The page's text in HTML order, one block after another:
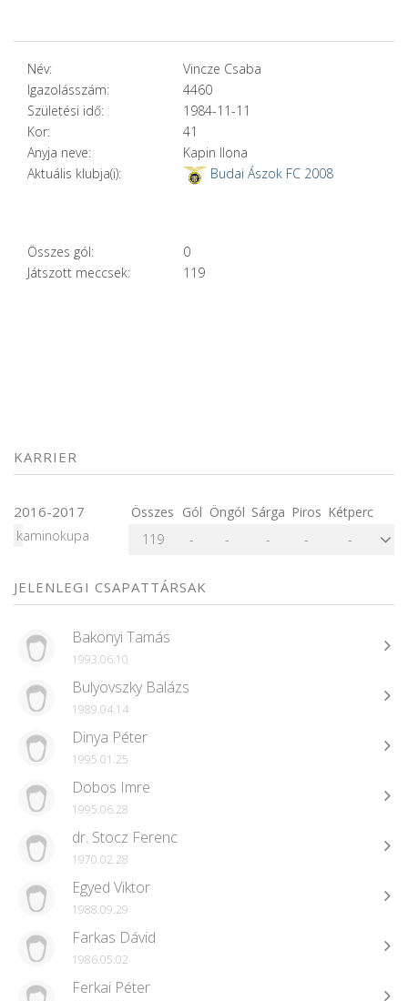
Név:
Vincze Csaba
Igazolásszám:
4460
Születési idő:
1984-11-11
Kor:
41
Anyja neve:
Kapin Ilona
Aktuális klubja(i):
Budai Ászok FC 2008
Összes gól:
0
Játszott meccsek:
119
KARRIER
2016-2017 Összes Gól Öngól Sárga Piros Kétperc
kaminokupa
119 - - - - -
JELENLEGI CSAPATTÁRSAK
Bakonyi Tamás
1993.06.10
Bulyovszky Balázs
1989.04.14
Dinya Péter
1995.01.25
Dobos Imre
1995.06.28
dr. Stocz Ferenc
1970.02.28
Egyed Viktor
1988.09.29
Farkas Dávid
1986.05.02
Ferkai Péter